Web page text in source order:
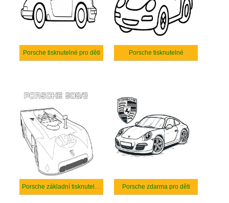
Porsche tisknutelné pro děti Porsche tisknutelné
Porsche základní tisknutelné Porsche zdarma pro děti